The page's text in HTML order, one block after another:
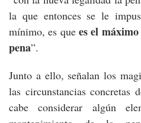
la que entonces se le
mínimo, es quees el
pena”.
Junto a ello, señalan los
las circunstancias concretas
cabe considerar algún